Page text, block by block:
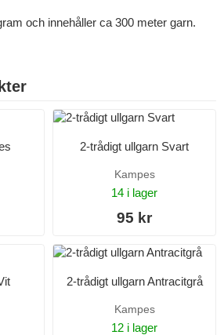
och innehåller ca 300 meter garn.
2-trådigt ullgarn Svart
Kampes
14 i lager
95 kr
2-trådigt ullgarn Antracitgrå
Kampes
12 i lager